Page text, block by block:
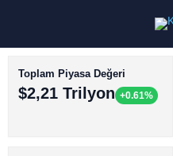
Toplam Piyasa Değeri
$2,21 Trilyon +0.61%